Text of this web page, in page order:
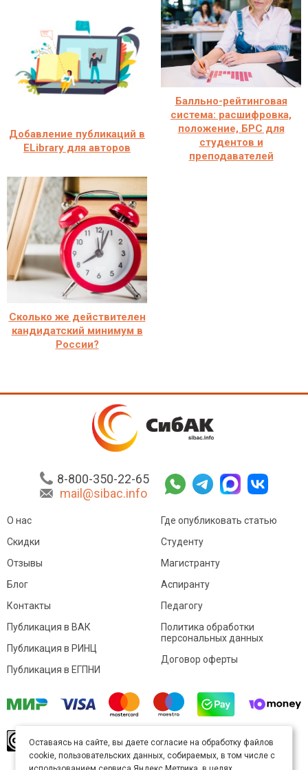
Добавление публикаций в
ELibrary для авторов
Балльно-рейтинговая
система: расшифровка,
положение, БРС для
студентов и
преподавателей
Сколько же действителен
кандидатский минимум в
России?
8-800-350-22-65
mail@sibac.info
О нас
Скидки
Отзывы
Блог
Контакты
Где опубликовать статью
Студенту
Магистранту
Аспиранту
Педагогу
Публикация в ВАК
Публикация в РИНЦ
Публикация в ЕГПНИ
Политика обработки
персональных данных
Договор оферты
произведение доступно полицензии Creative
Commons «Attribution» («Атрибуция») 4.0
Оставаясь на сайте, вы даете согласие на обработку файлов
cookie, пользовательских данных, собираемых, в том числе с